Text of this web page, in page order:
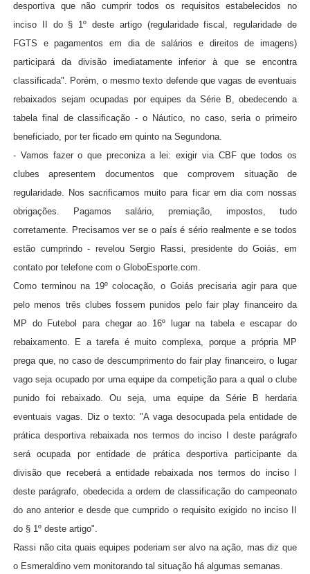
desportiva que não cumprir todos os requisitos estabelecidos no
inciso II do § 1º deste artigo (regularidade fiscal, regularidade de
FGTS e pagamentos em dia de salários e direitos de imagens)
participará da divisão imediatamente inferior à que se encontra
classificada". Porém, o mesmo texto defende que vagas de eventuais
rebaixados sejam ocupadas por equipes da Série B, obedecendo a
tabela final de classificação - o Náutico, no caso, seria o primeiro
beneficiado, por ter ficado em quinto na Segundona.
- Vamos fazer o que preconiza a lei: exigir via CBF que todos os
clubes apresentem documentos que comprovem situação de
regularidade. Nos sacrificamos muito para ficar em dia com nossas
obrigações. Pagamos salário, premiação, impostos, tudo
corretamente. Precisamos ver se o país é sério realmente e se todos
estão cumprindo - revelou Sergio Rassi, presidente do Goiás, em
contato por telefone com o GloboEsporte.com.
Como terminou na 19º colocação, o Goiás precisaria agir para que
pelo menos três clubes fossem punidos pelo fair play financeiro da
MP do Futebol para chegar ao 16º lugar na tabela e escapar do
rebaixamento. E a tarefa é muito complexa, porque a própria MP
prega que, no caso de descumprimento do fair play financeiro, o lugar
vago seja ocupado por uma equipe da competição para a qual o clube
punido foi rebaixado. Ou seja, uma equipe da Série B herdaria
eventuais vagas. Diz o texto: "A vaga desocupada pela entidade de
prática desportiva rebaixada nos termos do inciso I deste parágrafo
será ocupada por entidade de prática desportiva participante da
divisão que receberá a entidade rebaixada nos termos do inciso I
deste parágrafo, obedecida a ordem de classificação do campeonato
do ano anterior e desde que cumprido o requisito exigido no inciso II
do § 1º deste artigo".
Rassi não cita quais equipes poderiam ser alvo na ação, mas diz que
o Esmeraldino vem monitorando tal situação há algumas semanas.